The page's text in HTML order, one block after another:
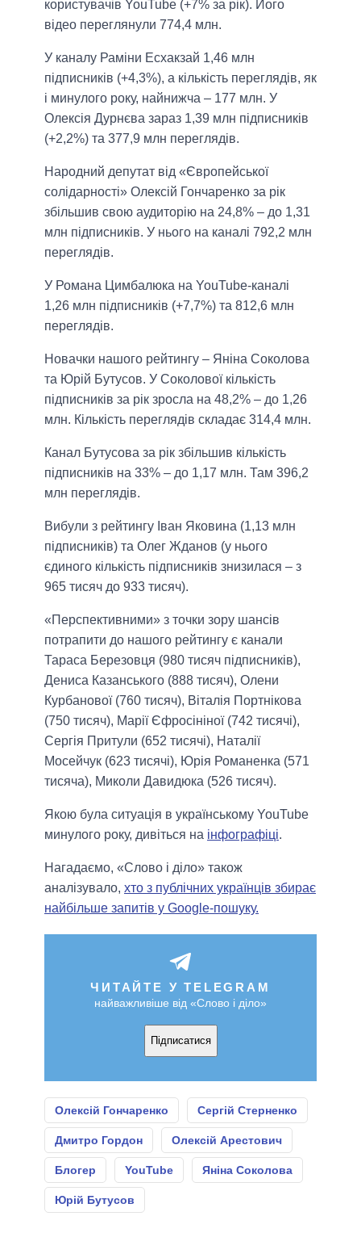
користувачів YouTube (+7% за рік). Його
відео переглянули 774,4 млн.
У каналу Раміни Есхакзай 1,46 млн
підписників (+4,3%), а кількість переглядів, як
і минулого року, найнижча – 177 млн. У
Олексія Дурнєва зараз 1,39 млн підписників
(+2,2%) та 377,9 млн переглядів.
Народний депутат від «Європейської
солідарності» Олексій Гончаренко за рік
збільшив свою аудиторію на 24,8% – до 1,31
млн підписників. У нього на каналі 792,2 млн
переглядів.
У Романа Цимбалюка на YouTube-каналі
1,26 млн підписників (+7,7%) та 812,6 млн
переглядів.
Новачки нашого рейтингу – Яніна Соколова
та Юрій Бутусов. У Соколової кількість
підписників за рік зросла на 48,2% – до 1,26
млн. Кількість переглядів складає 314,4 млн.
Канал Бутусова за рік збільшив кількість
підписників на 33% – до 1,17 млн. Там 396,2
млн переглядів.
Вибули з рейтингу Іван Яковина (1,13 млн
підписників) та Олег Жданов (у нього
єдиного кількість підписників знизилася – з
965 тисяч до 933 тисяч).
«Перспективними» з точки зору шансів
потрапити до нашого рейтингу є канали
Тараса Березовця (980 тисяч підписників),
Дениса Казанського (888 тисяч), Олени
Курбанової (760 тисяч), Віталія Портнікова
(750 тисяч), Марії Єфросініної (742 тисячі),
Сергія Притули (652 тисячі), Наталії
Мосейчук (623 тисячі), Юрія Романенка (571
тисяча), Миколи Давидюка (526 тисяч).
Якою була ситуація в українському YouTube
минулого року, дивіться на інфографіці.
Нагадаємо, «Слово і діло» також
аналізувало, хто з публічних українців збирає
найбільше запитів у Google-пошуку.
ЧИТАЙТЕ У TELEGRAM
найважливіше від «Слово і діло»
Підписатися
Олексій Гончаренко Сергій Стерненко
Дмитро Гордон Олексій Арестович
Блогер YouTube Яніна Соколова
Юрій Бутусов